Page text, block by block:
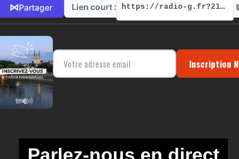
⋈Partager Lien court : https://radio-g.fr?21898
Inscription